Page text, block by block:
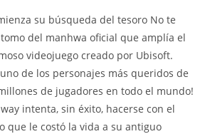
su búsqueda del tesoro No te
del manhwa oficial que amplía el
videojuego creado por Ubisoft.
de los personajes más queridos de
de jugadores en todo el mundo!
intenta, sin éxito, hacerse con el
que le costó la vida a su antiguo